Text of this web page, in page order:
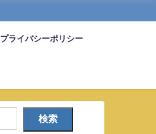
プライバシーポリシー
検索